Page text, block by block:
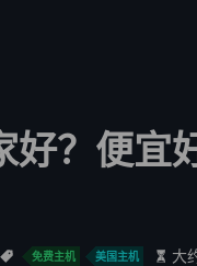
？便宜
免费主机 美国主机 大